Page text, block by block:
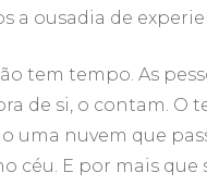
a ousadia de
tem tempo. As
de si, o contam. O
uma nuvem que
céu. E por mais que